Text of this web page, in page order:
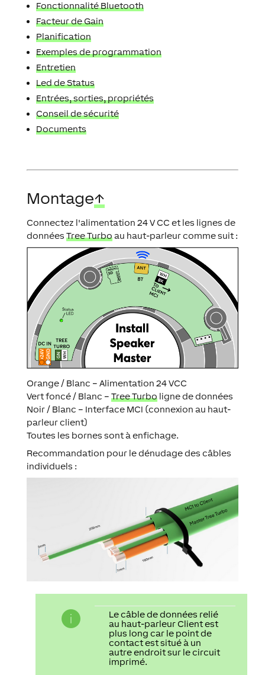
Fonctionnalité Bluetooth
Facteur de Gain
Planification
Exemples de programmation
Entretien
Led de Status
Entrées, sorties, propriétés
Conseil de sécurité
Documents
Montage↑
Connectez l'alimentation 24 V CC et les lignes de
données Tree Turboau haut-parleur comme suit :
Orange / Blanc – Alimentation 24 VCC
Vert foncé / Blanc – Tree Turboligne de données
Noir / Blanc – Interface MCI (connexion au haut-
parleur client)
Toutes les bornes sont à enfichage.
Recommandation pour le dénudage des câbles
individuels :
Le câble de données relié
au haut-parleur Client est
plus long car le point de
contact est situé à un
autre endroit sur le circuit
imprimé.